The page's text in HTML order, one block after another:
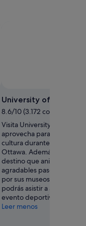
University of Ottawa
8.6/10 (3.172 comentarios)
Visita University of Ottawa
aprovecha para
cultura durante tu viaje a
Ottawa. Además de ser un
destino que anima a
agradables paseos,
por sus museos, aquí
podrás asistir a algún que
evento deportivo.
Leer menos